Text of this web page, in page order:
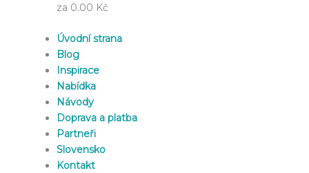
za 0.00 Kč
Úvodní strana
Blog
Inspirace
Nabídka
Návody
Doprava a platba
Partneři
Slovensko
Kontakt